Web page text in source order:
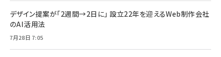
デザイン提案が「2週間→2日に」 設立22年を迎えるWeb制作会社
のAI活用法
7月28日 7:05